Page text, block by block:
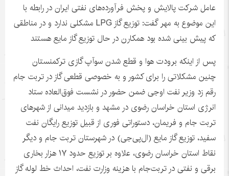
عامل شرکت پالایش و پخش فرآورده‌های نفتی ایران در رابطه با
این موضوع به مهر گفت: توزیع گاز LPG مشکلی ندارد و در مناطقی
که پیش بینی شده بود همکارندر حال توزیع گاز مایع هستند
پس از اینکه برودت هوا و قطع شدنسوآپگازی ترکمنستان
چنین مشکلاتی را برای کشور و به خصوصی قطعی گاز در تربت جام
رقم زد وزیر نفت اوجی ضمن حضور در نشست فوق‌العاده ستاد
انرژی استان خراسان رضوی در مشهد و بازدید میدانی از شهرهای
تربت جام و فریمان، دستوراتی فوری از قبیل توزیع رایگان نفت
سفید، توزیع گاز مایع (ال‌پی‌جی) در شهرستان تربت جام و دیگر
نقاط استان خراسان رضوی، علاوه بر توزیع حدود ۱۷ هزار بخاری
برقی و نفتی در تربت‌جام با هزینه وزارت نفت، احداث خط لوله گاز